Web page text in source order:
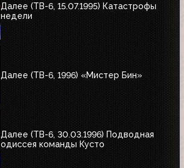
Далее (ТВ-6, 15.07.1995) Катастрофы
недели
Далее (ТВ-6, 1996) «Мистер Бин»
Далее (ТВ-6, 30.03.1996) Подводная
одиссея команды Кусто